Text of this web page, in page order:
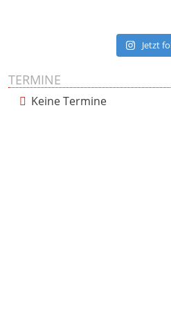
Jetzt
TERMINE
Keine Termine